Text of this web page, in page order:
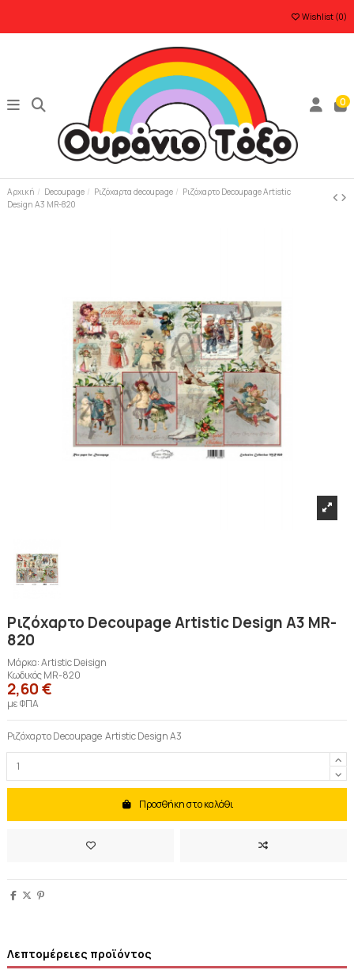
Wishlist (0)
0
Αρχική Decoupage Ριζόχαρτα decoupage
Ριζόχαρτο Decoupage Artistic
Design A3 MR-820
Ριζόχαρτο Decoupage Artistic Design A3 MR-
820
Μάρκα:Artistic Deisign
ΚωδικόςMR-820
2,60 €
με ΦΠΑ
Ριζόχαρτο Decoupage Artistic Design A3
Προσθήκη στο καλάθι
Λεπτομέρειες προϊόντος